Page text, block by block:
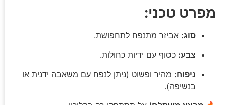
מפרט טכני:
סוג: אביזר מתנפח לתחפושת.
צבע: כסוף עם ידיות כחולות.
ניפוח: מהיר ופשוט (ניתן לנפח עם משאבה ידנית או
בנשיפה).